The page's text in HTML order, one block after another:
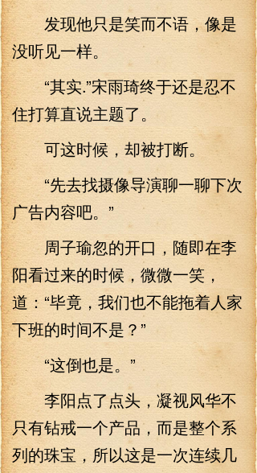
发现他只是笑而不语，像是
没听见一样。
“其实.”宋雨琦终于还是忍不
住打算直说主题了。
可这时候，却被打断。
“先去找摄像导演聊一聊下次
广告内容吧。”
周子瑜忽的开口，随即在李
阳看过来的时候，微微一笑，
道：“毕竟，我们也不能拖着人家
下班的时间不是？”
“这倒也是。”
李阳点了点头，凝视风华不
只有钻戒一个产品，而是整个系
列的珠宝，所以这是一次连续几